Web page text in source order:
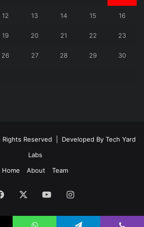
12 13 14 15 16
19 20 21 22 23
26 27 28 29 30
Reserved | Developed By Tech Yard
Labs
Home
About Team
Facebook YouTubeInstagram